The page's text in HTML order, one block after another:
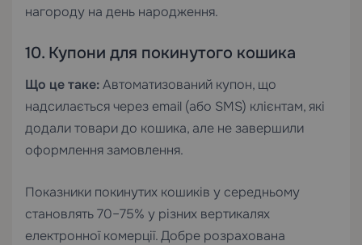
нагороду на день народження.
10. Купони для покинутого кошика
Що це таке:Автоматизований купон, що
надсилається через email (або SMS) клієнтам, які
додали товари до кошика, але не завершили
оформлення замовлення.
Показники покинутих кошиків у середньому
становлять 70–75% у різних вертикалях
електронної комерції. Добре розрахована